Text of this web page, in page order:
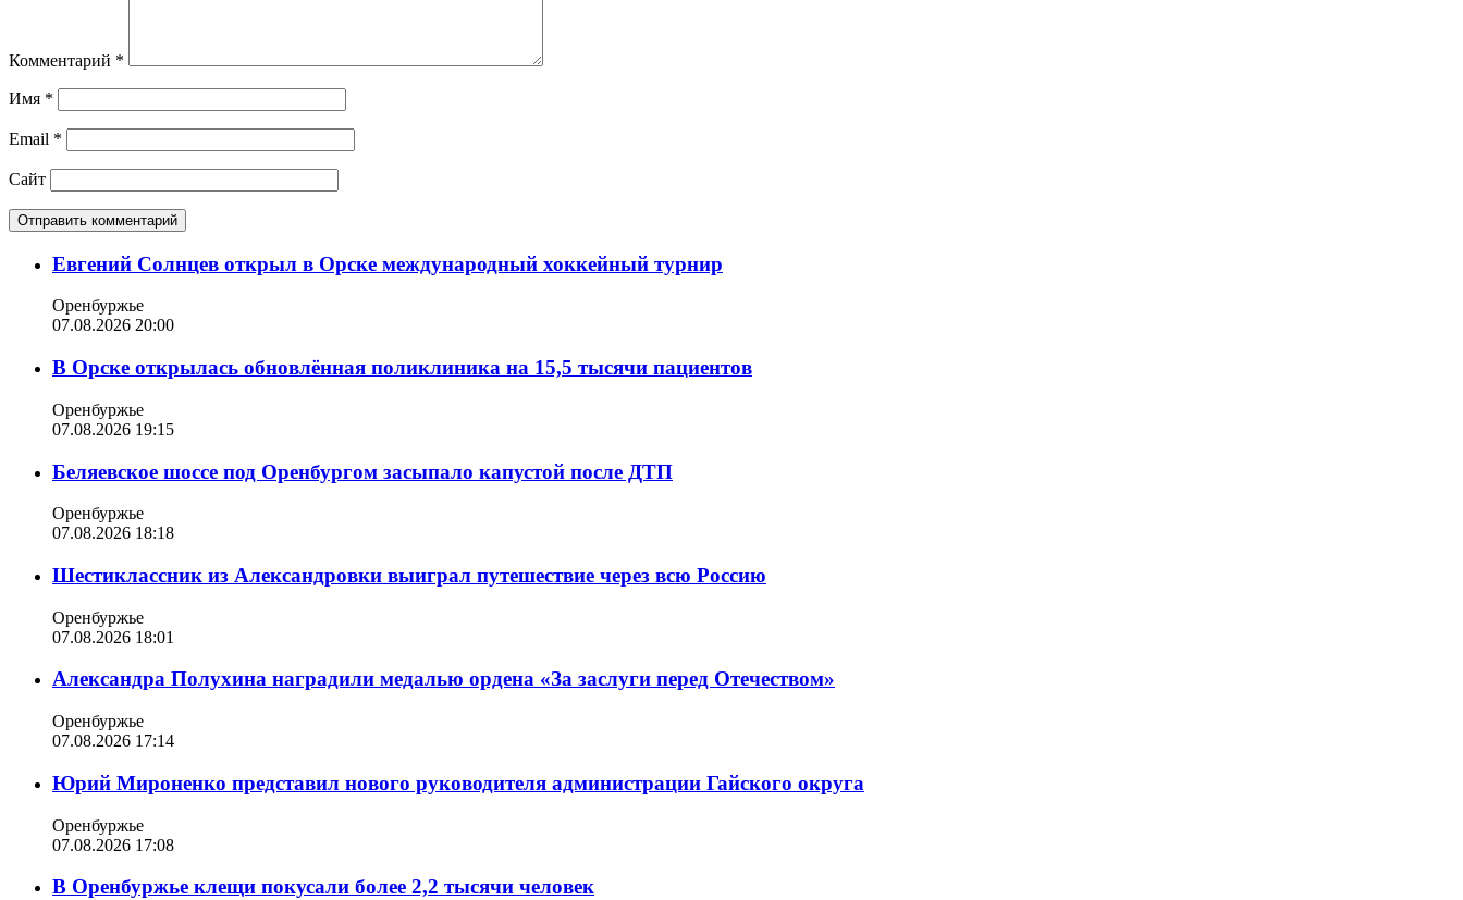
Комментарий *
Имя *
Email *
Сайт
Евгений Солнцев открыл в Орске международный хоккейный турнир
Оренбуржье
07.08.2026 20:00
В Орске открылась обновлённая поликлиника на 15,5 тысячи пациентов
Оренбуржье
07.08.2026 19:15
Беляевское шоссе под Оренбургом засыпало капустой после ДТП
Оренбуржье
07.08.2026 18:18
Шестиклассник из Александровки выиграл путешествие через всю Россию
Оренбуржье
07.08.2026 18:01
Александра Полухина наградили медалью ордена «За заслуги перед Отечеством»
Оренбуржье
07.08.2026 17:14
Юрий Мироненко представил нового руководителя администрации Гайского округа
Оренбуржье
07.08.2026 17:08
В Оренбуржье клещи покусали более 2,2 тысячи человек